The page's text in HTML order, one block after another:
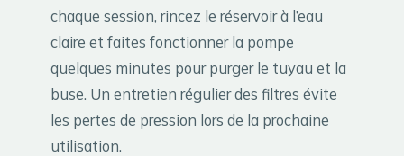
chaque session, rincez le réservoir à l’eau
claire et faites fonctionner la pompe
quelques minutes pour purger le tuyau et la
buse. Un entretien régulier des filtres évite
les pertes de pression lors de la prochaine
utilisation.